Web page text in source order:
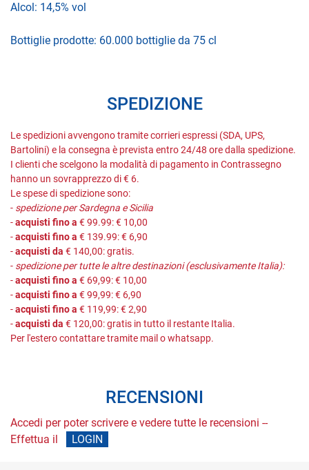
Alcol: 14,5% vol
Bottiglie prodotte: 60.000 bottiglie da 75 cl
SPEDIZIONE
Le spedizioni avvengono tramite corrieri espressi (SDA, UPS,
Bartolini) e la consegna è prevista entro 24/48 ore dalla spedizione.
I clienti che scelgono la modalità di pagamento in Contrassegno
hanno un sovrapprezzo di € 6.
Le spese di spedizione sono:
- spedizione per Sardegna e Sicilia
-acquisti fino a € 99.99: € 10,00
-acquisti fino a € 139.99: € 6,90
-acquisti da € 140,00: gratis.
- spedizione per tutte le altre destinazioni (esclusivamente Italia):
-acquisti fino a € 69,99: € 10,00
-acquisti fino a € 99,99: € 6,90
-acquisti fino a € 119,99: € 2,90
-acquisti da € 120,00: gratis in tutto il restante Italia.
Per l'estero contattare tramite mail o whatsapp.
RECENSIONI
Accedi per poter scrivere e vedere tutte le recensioni --
Effettua il
LOGIN